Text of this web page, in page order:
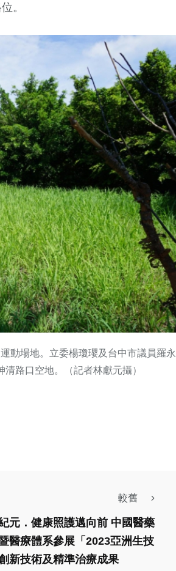
。
動場地。立委楊瓊瓔及台中市議員羅永
路口空地。（記者林獻元攝）
較舊
元．健康照護邁向前 中國醫藥
醫療體系參展「2023亞洲生技
新技術及精準治療成果